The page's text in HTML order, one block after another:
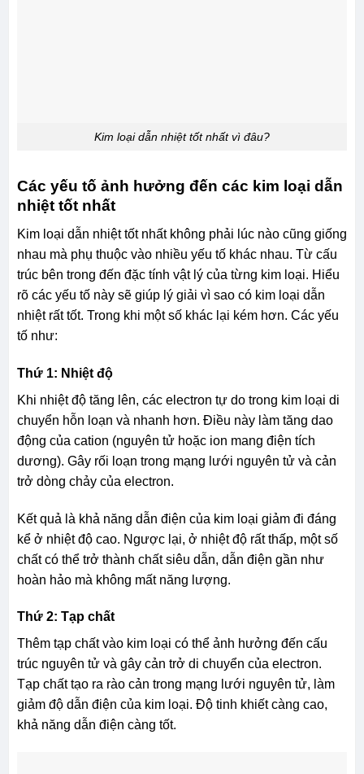
Kim loại dẫn nhiệt tốt nhất vì đâu?
Các yếu tố ảnh hưởng đến các kim loại dẫn
nhiệt tốt nhất
Kim loại dẫn nhiệt tốt nhất không phải lúc nào cũng giống
nhau mà phụ thuộc vào nhiều yếu tố khác nhau. Từ cấu
trúc bên trong đến đặc tính vật lý của từng kim loại. Hiểu
rõ các yếu tố này sẽ giúp lý giải vì sao có kim loại dẫn
nhiệt rất tốt. Trong khi một số khác lại kém hơn. Các yếu
tố như:
Thứ 1: Nhiệt độ
Khi nhiệt độ tăng lên, các electron tự do trong kim loại di
chuyển hỗn loạn và nhanh hơn. Điều này làm tăng dao
động của cation (nguyên tử hoặc ion mang điện tích
dương). Gây rối loạn trong mạng lưới nguyên tử và cản
trở dòng chảy của electron.
Kết quả là khả năng dẫn điện của kim loại giảm đi đáng
kể ở nhiệt độ cao. Ngược lại, ở nhiệt độ rất thấp, một số
chất có thể trở thành chất siêu dẫn, dẫn điện gần như
hoàn hảo mà không mất năng lượng.
Thứ 2: Tạp chất
Thêm tạp chất vào kim loại có thể ảnh hưởng đến cấu
trúc nguyên tử và gây cản trở di chuyển của electron.
Tạp chất tạo ra rào cản trong mạng lưới nguyên tử, làm
giảm độ dẫn điện của kim loại. Độ tinh khiết càng cao,
khả năng dẫn điện càng tốt.